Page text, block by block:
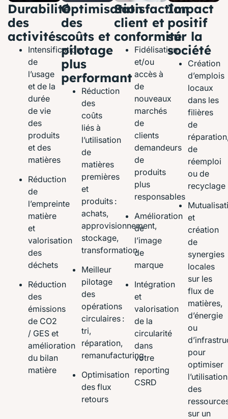
Durabilité
des
activités
Intensification
de
l’usage
et de la
durée
de vie
des
produits
et des
matières
Réduction
de
l’empreinte
matière
et
valorisation
des
déchets
Réduction
des
émissions
de CO2
/ GES et
amélioration
du bilan
matière
Optimisation
des
coûts et
pilotage
plus
performant
Réduction
des
coûts
liés à
l’utilisation
de
matières
premières
et
produits :
achats,
approvisionnement,
stockage,
transformation
Meilleur
pilotage
des
opérations
circulaires :
tri,
réparation,
remanufacturing
Optimisation
des flux
retours
Satisfaction
client et
conformité
Fidélisation
et/ou
accès à
de
nouveaux
marchés
de
clients
demandeurs
de
produits
plus
responsables
Amélioration
de
l’image
de
marque
Intégration
et
valorisation
de la
circularité
dans
votre
reporting
CSRD
Impact
positif
sur la
société
Création
d’emplois
locaux
dans les
filières
de
de
réemploi
ou de
recyclage
et
création
de
synergies
locales
sur les
flux de
matières,
d’énergie
ou
pour
optimiser
l’utilisation
des
sur un